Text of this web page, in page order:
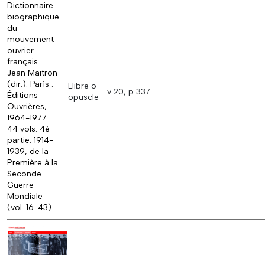
Dictionnaire
biographique
du
mouvement
ouvrier
français.
Jean Maitron
(dir.). París :
Éditions
Ouvrières,
1964-1977.
44 vols. 4è
partie: 1914-
1939, de la
Première à la
Seconde
Guerre
Mondiale
(vol. 16-43)
Llibre o
opuscle
v 20, p 337